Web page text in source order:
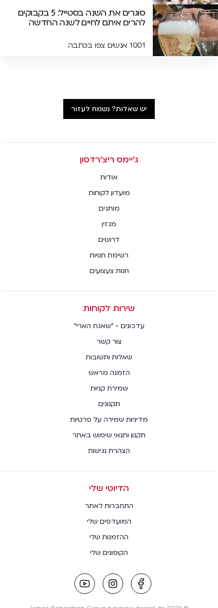
סוגרים את השנה בסטייל: 5 בקבוקים
להרים איתם לחיים לשנה החדשה
1001 אנשים צפו בכתבה
יש שאלות? נשמח לעזור
ג׳יימס ריצ׳רדסון
אודות
מועדון לקוחות
מותגים
מגזין
דרושים
רשימת חנויות
חנות צעצועים
שירות לקוחות
עדכונים - "שאגת הארי"
צור קשר
שאלות ותשובות
הזמנה מראש
שמירת קניות
תקנונים
מדיניות שמירה על פרטיות
תקנון ותנאי שימוש באתר
הצהרת נגישות
הדיוטי שלי
התחברות לאתר
המועדפים שלי
ההזמנות שלי
הקופונים שלי
facebook
link
instagram
link